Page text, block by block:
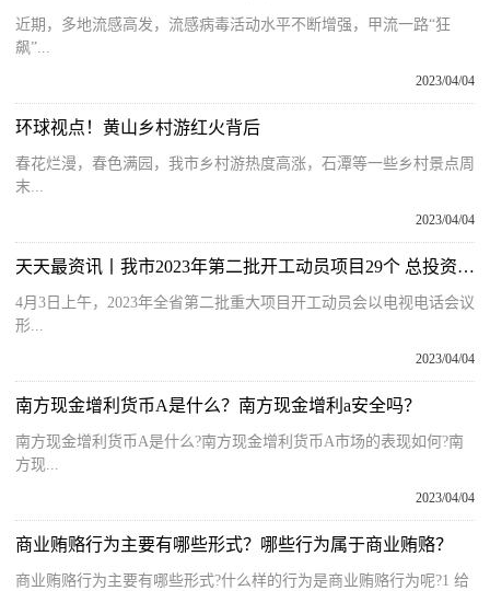
近期，多地流感高发，流感病毒活动水平不断增强，甲流一路“狂
飙”...
2023/04/04
环球视点！黄山乡村游红火背后
春花烂漫，春色满园，我市乡村游热度高涨，石潭等一些乡村景点周
末...
2023/04/04
天天最资讯丨我市2023年第二批开工动员项目29个 总投资150.6亿元
4月3日上午，2023年全省第二批重大项目开工动员会以电视电话会议
形...
2023/04/04
南方现金增利货币A是什么？南方现金增利a安全吗？
南方现金增利货币A是什么?南方现金增利货币A市场的表现如何?南
方现...
2023/04/04
商业贿赂行为主要有哪些形式？哪些行为属于商业贿赂？
商业贿赂行为主要有哪些形式?什么样的行为是商业贿赂行为呢?1 给